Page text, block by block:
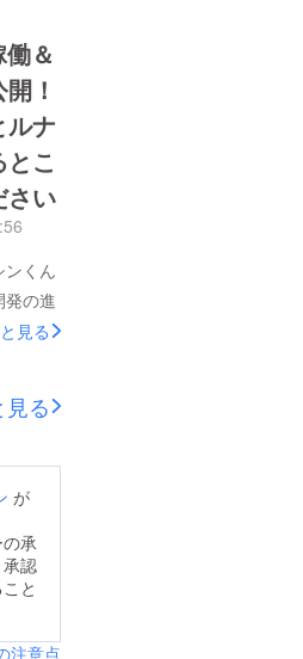
＆
！
ルナ
こ
さい
ンくん
発の進
に動い
。●
アシス
開
済み
策完
シス
見る
見る
が
承
認
と
注意点